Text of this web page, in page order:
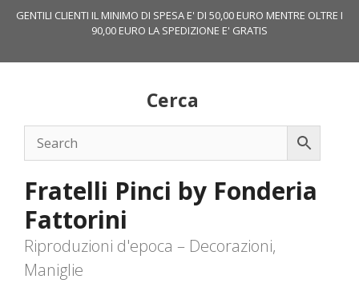
GENTILI CLIENTI IL MINIMO DI SPESA E' DI 50,00 EURO MENTRE OLTRE I
90,00 EURO LA SPEDIZIONE E' GRATIS
Cerca
Fratelli Pinci by Fonderia
Fattorini
Riproduzioni d'epoca – Decorazioni,
Maniglie